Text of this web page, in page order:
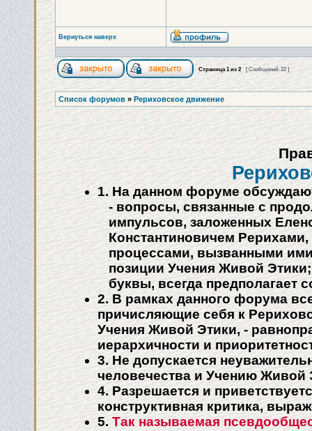
Вернуться наверх
Страница1из 2 [ Сообщений: 22 ]
Список форумов » Рериховское движение
1. На данном форуме
- вопросы, связанные с
импульсов, заложенных
Константиновичем
процессами, вызванными
позиции Учения Живой
буквы, всегда предполагает
2. В рамках данного форума
причисляющие себя к
Учения Живой Этики, -
иерархичности и
3. Не допускается
человечества и Учению Живой
4. Разрешается и
конструктивная критика,
5.Так называемая